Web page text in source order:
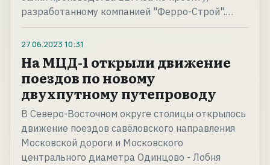
разработанному компанией "Ферро-Строй".…
27.06.2023 10:31
На МЦД-1 открыли движение
поездов по новому
двухпутному путепроводу
В Северо-Восточном округе столицы открылось
движение поездов савёловского направления
Московской дороги и Московского
центрального диаметра Одинцово - Лобня